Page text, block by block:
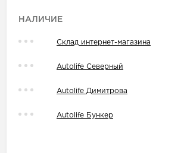
НАЛИЧИЕ
Склад интернет-магазина
Autolife Северный
Autolife Димитрова
Autolife Бункер